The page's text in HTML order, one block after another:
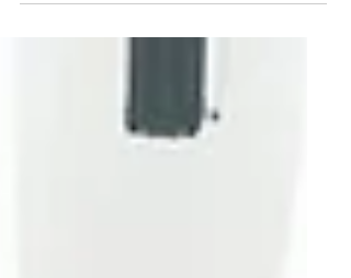
"Neuer" BMW 16-Zylinder
nach 34 Jahren aufgetaucht